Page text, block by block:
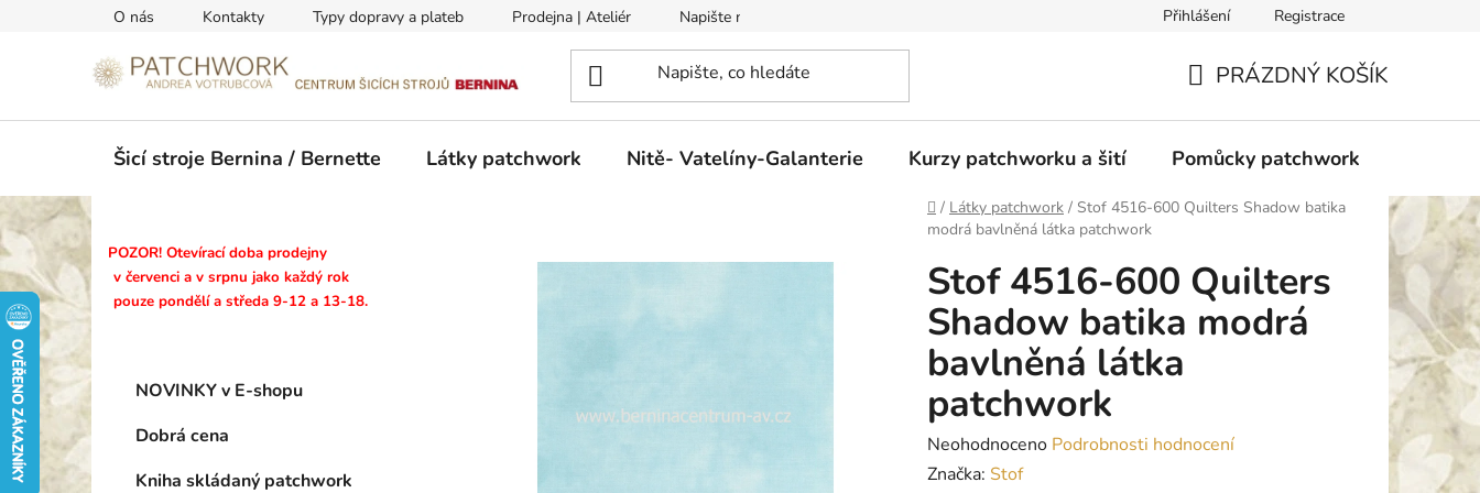
O nás Kontakty Typy dopravy a plateb Prodejna | Ateliér Napište nám Obchodní podmínky
Přihlášení Registrace
KOŠÍK
PRÁZDNÝ KOŠÍK
Šicí stroje Bernina / Bernette Látky patchwork Nitě- Vatelíny-Galanterie Kurzy patchworku a šití Pomůcky patchwork
Domů
/ Látky patchwork / Stof 4516-600 Quilters Shadow batika
modrá bavlněná látka patchwork
P
o
s
r
í
POZOR! Otevírací doba prodejny
v červenci a v srpnu jako každý rok
pouze pondělí a středa 9-12 a 13-18.
Přeskočit
kategorie
K
g
NOVINKY v E-shopu
Dobrá cena
Kniha skládaný patchwork
Stof 4516-600 Quilters
Shadow batika modrá
bavlněná látka
patchwork
Průměrné
hodnocení
Neohodnoceno Podrobnosti hodnocení
Značka: Stof